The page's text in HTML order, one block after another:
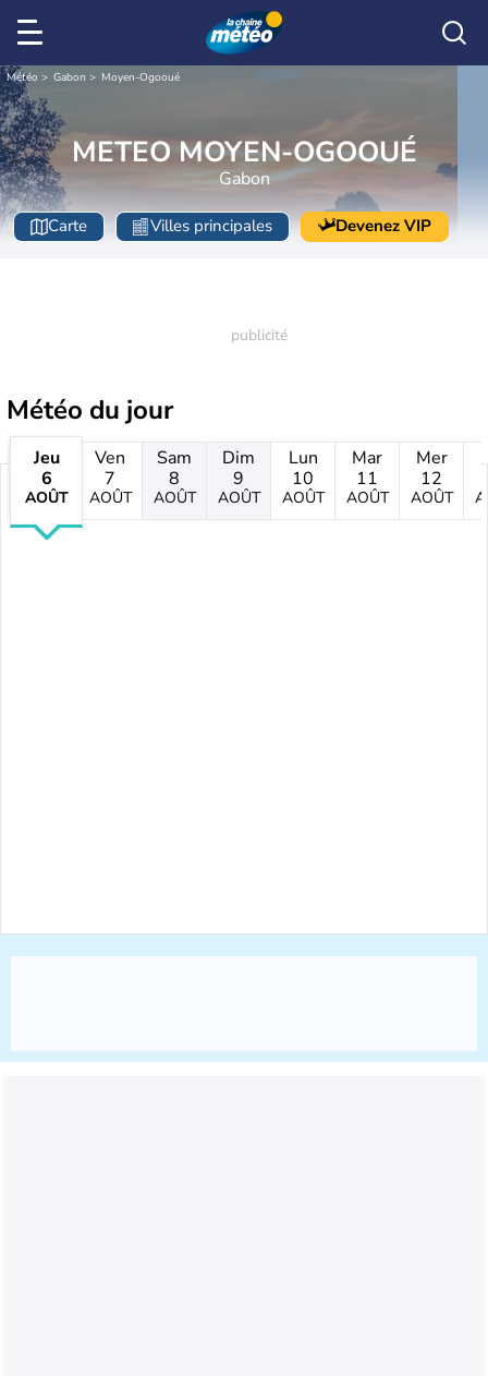
Météo Gabon Moyen-Ogooué
METEO MOYEN-OGOOUÉ
Gabon
Carte Villes principales Devenez VIP
Météo du jour
Jeu
6
AOÛT
Ven
7
AOÛT
Sam
8
AOÛT
Dim
9
AOÛT
Lun
10
AOÛT
Mar
11
AOÛT
Mer
12
AOÛT